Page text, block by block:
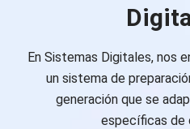
En Sistemas Digitales, nos
un sistema de
generación que se
específicas de